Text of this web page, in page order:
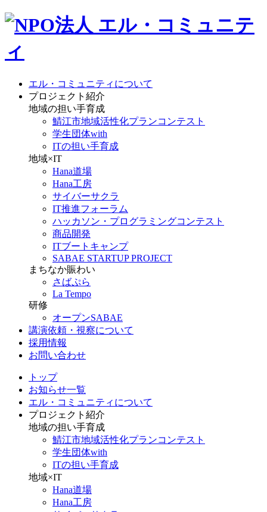
エル・コミュニティについて
プロジェクト紹介
地域の担い手育成
鯖江市地域活性化プランコンテスト
学生団体with
ITの担い手育成
地域×IT
Hana道場
Hana工房
サイバーサクラ
IT推進フォーラム
ハッカソン・プログラミングコンテスト
商品開発
ITブートキャンプ
SABAE STARTUP PROJECT
まちなか賑わい
さばぷら
La Tempo
研修
オープンSABAE
講演依頼・視察について
採用情報
お問い合わせ
トップ
お知らせ一覧
エル・コミュニティについて
プロジェクト紹介
地域の担い手育成
鯖江市地域活性化プランコンテスト
学生団体with
ITの担い手育成
地域×IT
Hana道場
Hana工房